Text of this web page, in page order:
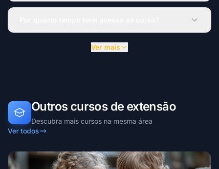
Ver mais
Outros cursos de extensão
Descubra mais cursos na mesma área
Ver todos